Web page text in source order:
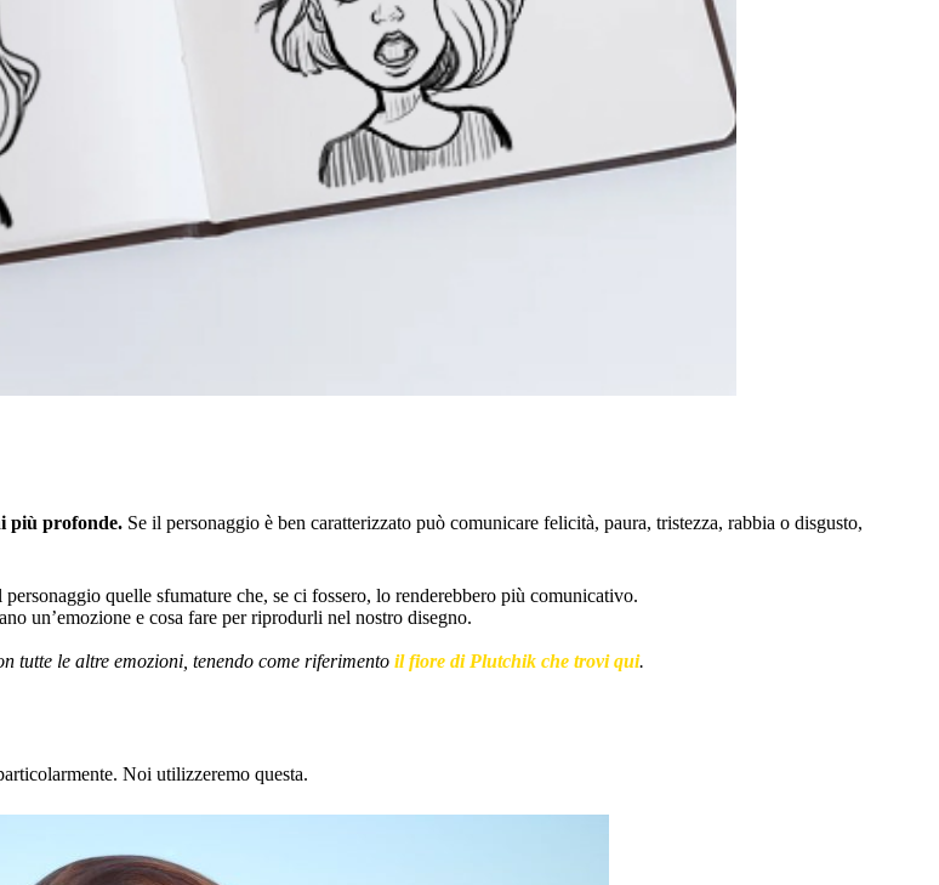
più profonde. Se il personaggio è ben caratterizzato può comunicare felicità, paura, tristezza, rabbia o disgusto,
quelle sfumature che, se ci fossero, lo renderebbero più comunicativo.
un’emozione e cosa fare per riprodurli nel nostro disegno.
tutte le altre emozioni, tenendo come riferimento il fiore di Plutchik che trovi qui.
Noi utilizzeremo questa.